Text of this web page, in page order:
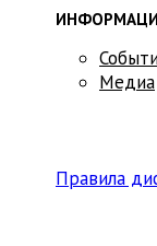
Медиа
Правила